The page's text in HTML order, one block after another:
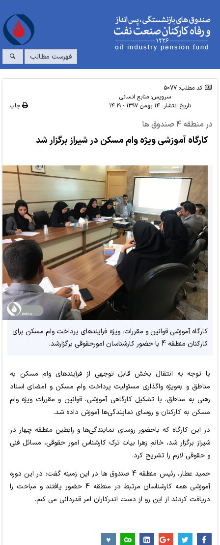
فهرست مطالب
کد مطلب: 5077
سرویس:منابع انسانی
تاریخ انتشار:۱۴ بهمن ۱۳۹۷ - ۱۴:۱۹ چاپ
در منطقه 4 صندوق ها
کارگاه آموزشی ویژه وام مسکن در شیراز برگزار شد
کارگاه آموزشی قوانین و مقررات، ویژه فرایندهای پرداخت وام مسکن برای
کارکنان منطقه 4 با حضور کارشناسان امورحقوقی برگزارشد.
با توجه به انتقال بخش قابل توجهی از فرآیندهای وام مسکن به
مناطق و به‌ویژه واگذاری مسئولیت پرداخت وام مسکن و امضای اسناد
رهنی به مناطق، با تشکیل کارگاهی آموزشی، قوانین و مقررات ویژه وام
مسکن به کارکنان و روسای نمایندگی‌ها آموزش داده شد.
در این کارگاه که باحضور روسای نمایندگی‌ها و رابطین منطقه چهار در
شیراز برگزار شد، خانم زهرا بیات ترک کارشناس امور حقوقی، مسائل فنی
و حقوقی لازم را تشریح کرد.
حمید عطار، رئیس منطقه 4 صندوق ها در این زمینه گفت: در این دوره
آموزشی همه کارشناسان مرتبط در منطقه 4 حضور یافتند و مباحث را
دریافت کردند از این رو از دست اندرکاران امر قدردانی می کنم.